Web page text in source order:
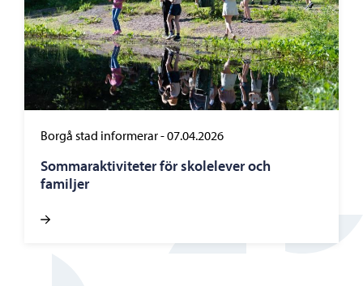
Borgå stad informerar-07.04.2026
Sommaraktiviteter för skolelever och
familjer